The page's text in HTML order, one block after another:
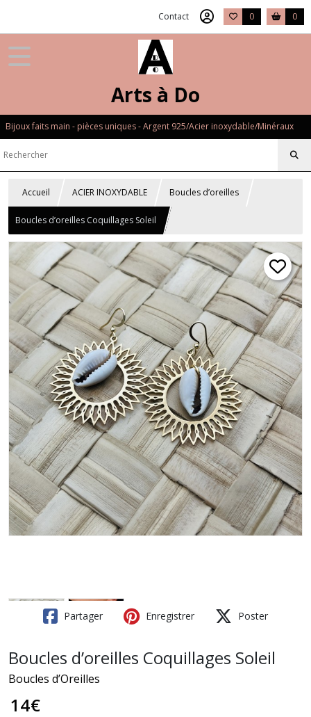
Contact 0 0
Arts à Do
Bijoux faits main - pièces uniques - Argent 925/Acier inoxydable/Minéraux
Accueil ACIER INOXYDABLE Boucles d’oreilles
Boucles d’oreilles Coquillages Soleil
Partager Enregistrer Poster
Boucles d’oreilles Coquillages Soleil
Boucles d’Oreilles
14€